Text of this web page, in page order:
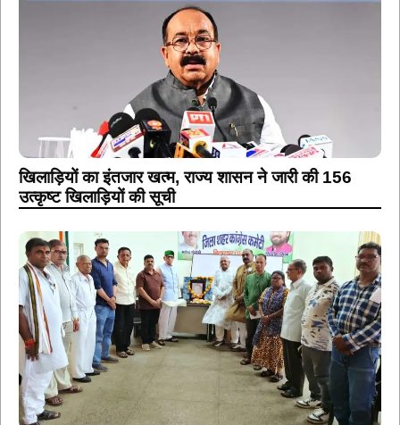
खिलाड़ियों का इंतजार खत्म, राज्य शासन ने जारी की 156
उत्कृष्ट खिलाड़ियों की सूची